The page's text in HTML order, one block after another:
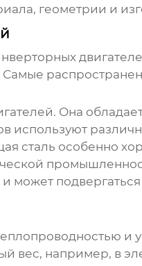
геометрии и
Она
используют
сталь особенно
может
и
например, в